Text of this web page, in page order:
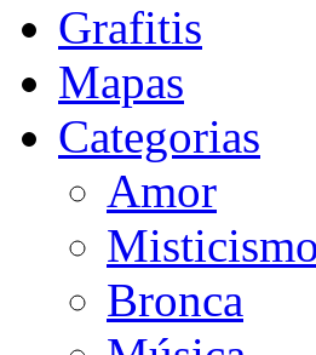
Grafitis
Mapas
Categorias
Amor
Misticismo
Bronca